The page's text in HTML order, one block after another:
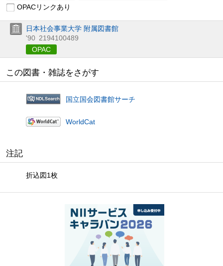
OPACリンクあり
日本社会事業大学 附属図書館
'90 2194100489
OPAC
この図書・雑誌をさがす
国立国会図書館サーチ
WorldCat
注記
折込図1枚